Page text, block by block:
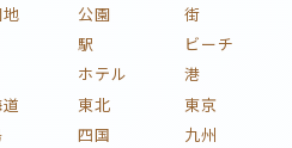
公園
街
駅
ビーチ
ホテル
港
東北
東京
四国
九州